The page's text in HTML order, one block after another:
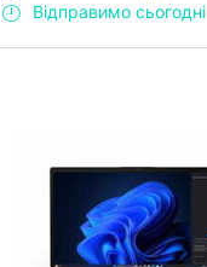
Відправимо сьогодні